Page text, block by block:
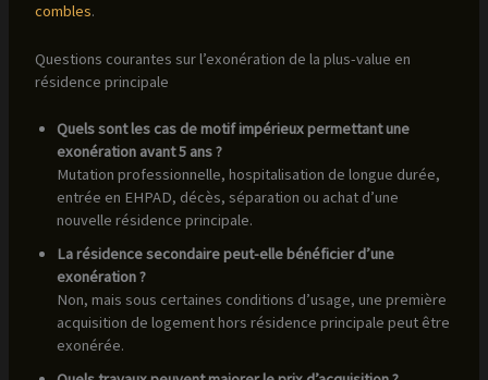
combles.
Questions courantes sur l’exonération de la plus-value en
résidence principale
Quels sont les cas de motif impérieux permettant une
exonération avant 5 ans ?
Mutation professionnelle, hospitalisation de longue durée,
entrée en EHPAD, décès, séparation ou achat d’une
nouvelle résidence principale.
La résidence secondaire peut-elle bénéficier d’une
exonération ?
Non, mais sous certaines conditions d’usage, une première
acquisition de logement hors résidence principale peut être
exonérée.